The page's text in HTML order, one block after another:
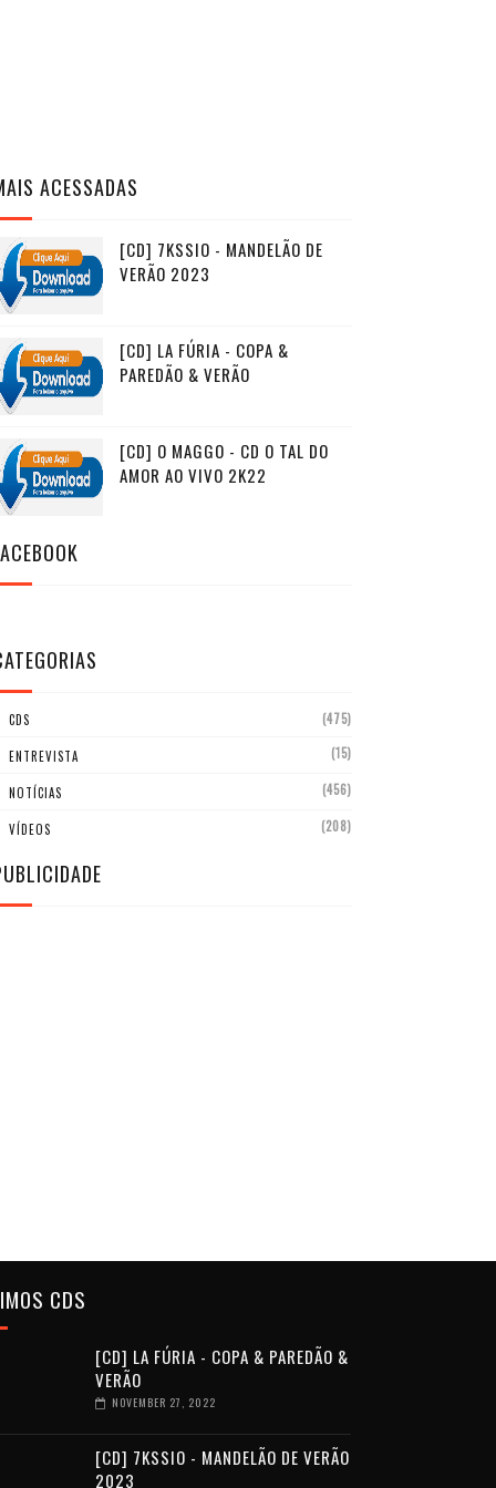
ACESSADAS
[CD] 7KSSIO - MANDELÃO DE
VERÃO 2023
[CD] LA FÚRIA - COPA &
PAREDÃO & VERÃO
[CD] O MAGGO - CD O TAL DO
AMOR AO VIVO 2K22
CDS (475)
ENTREVISTA (15)
NOTÍCIAS (456)
VÍDEOS (208)
CDS
[CD] LA FÚRIA - COPA & PAREDÃO &
VERÃO
NOVEMBER 27, 2022
[CD] 7KSSIO - MANDELÃO DE VERÃO
2023